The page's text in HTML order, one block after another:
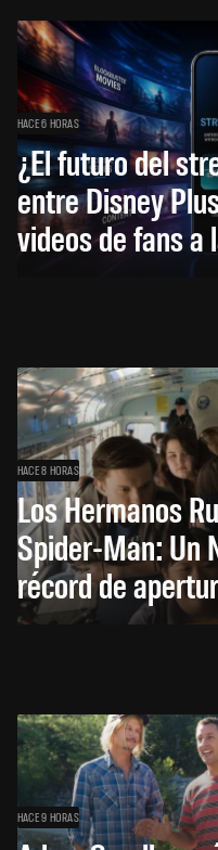
HACE 6 HORAS
¿El futuro del
entre Disney
videos de fans a
HACE 8 HORAS
Los Hermanos
Spider-Man: Un
récord de
HACE 9 HORAS